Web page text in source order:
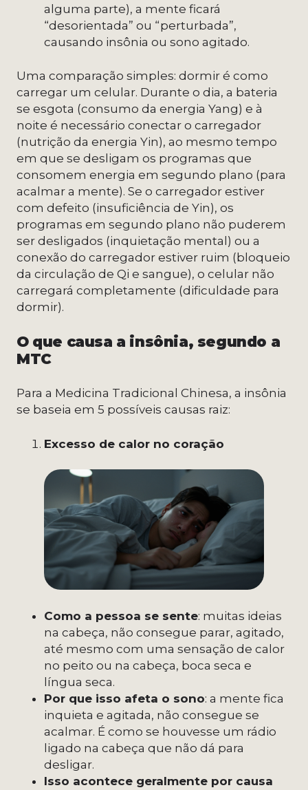
alguma parte), a mente ficará
“desorientada” ou “perturbada”,
causando insônia ou sono agitado.
Uma comparação simples: dormir é como
carregar um celular. Durante o dia, a bateria
se esgota (consumo da energia Yang) e à
noite é necessário conectar o carregador
(nutrição da energia Yin), ao mesmo tempo
em que se desligam os programas que
consomem energia em segundo plano (para
acalmar a mente). Se o carregador estiver
com defeito (insuficiência de Yin), os
programas em segundo plano não puderem
ser desligados (inquietação mental) ou a
conexão do carregador estiver ruim (bloqueio
da circulação de Qi e sangue), o celular não
carregará completamente (dificuldade para
dormir).
O que causa a insônia, segundo a
MTC
Para a Medicina Tradicional Chinesa, a insônia
se baseia em 5 possíveis causas raiz:
Excesso de calor no coração
Como a pessoa se sente: muitas ideias
na cabeça, não consegue parar, agitado,
até mesmo com uma sensação de calor
no peito ou na cabeça, boca seca e
língua seca.
Por que isso afeta o sono: a mente fica
inquieta e agitada, não consegue se
acalmar. É como se houvesse um rádio
ligado na cabeça que não dá para
desligar.
Isso acontece geralmente por causa